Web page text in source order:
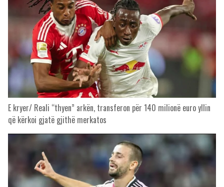
E kryer/ Reali “thyen” arkën, transferon për 140 milionë euro yllin
që kërkoi gjatë gjithë merkatos